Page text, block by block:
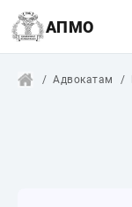
АПМО
Адвокатам